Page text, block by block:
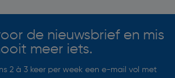
de nieuwsbrief en mis
meer iets.
2 à 3 keer per week een e-mail vol met